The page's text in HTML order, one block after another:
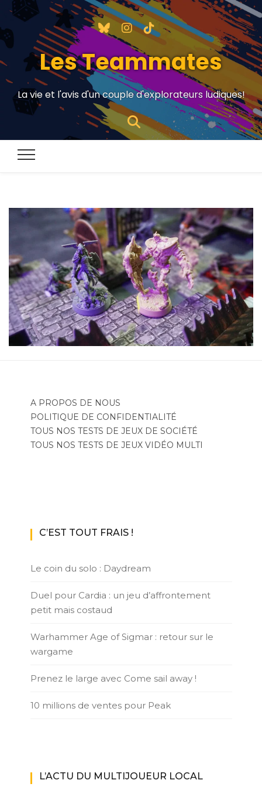
Les Teammates
La vie et l'avis d'un couple d'explorateurs ludiques!
A PROPOS DE NOUS
POLITIQUE DE CONFIDENTIALITÉ
TOUS NOS TESTS DE JEUX DE SOCIÉTÉ
TOUS NOS TESTS DE JEUX VIDÉO MULTI
C’EST TOUT FRAIS !
Le coin du solo : Daydream
Duel pour Cardia : un jeu d’affrontement
petit mais costaud
Warhammer Age of Sigmar : retour sur le
wargame
Prenez le large avec Come sail away !
10 millions de ventes pour Peak
L’ACTU DU MULTIJOUEUR LOCAL